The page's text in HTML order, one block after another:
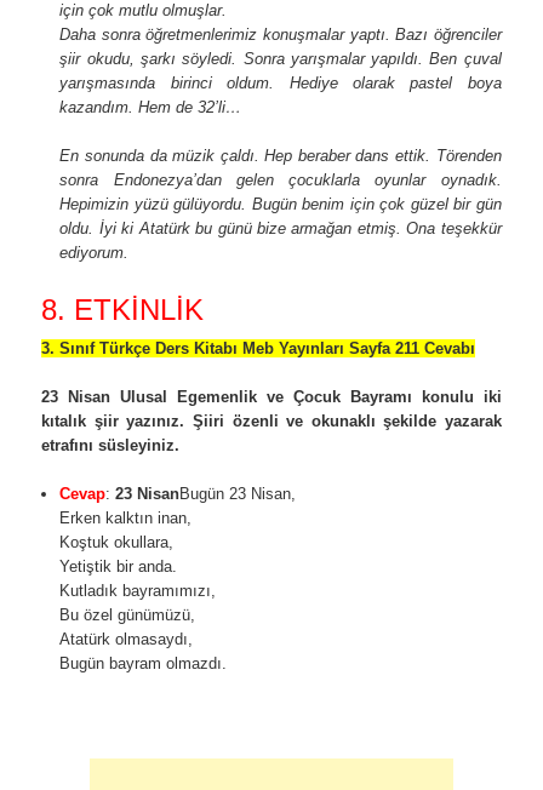
için çok mutlu olmuşlar.
Daha sonra öğretmenlerimiz konuşmalar yaptı. Bazı öğrenciler
şiir okudu, şarkı söyledi. Sonra yarışmalar yapıldı. Ben çuval
yarışmasında birinci oldum. Hediye olarak pastel boya
kazandım. Hem de 32’li…
En sonunda da müzik çaldı. Hep beraber dans ettik. Törenden
sonra Endonezya’dan gelen çocuklarla oyunlar oynadık.
Hepimizin yüzü gülüyordu. Bugün benim için çok güzel bir gün
oldu. İyi ki Atatürk bu günü bize armağan etmiş. Ona teşekkür
ediyorum.
8. ETKİNLİK
3. Sınıf Türkçe Ders Kitabı Meb Yayınları Sayfa 211 Cevabı
23 Nisan Ulusal Egemenlik ve Çocuk Bayramı konulu iki
kıtalık şiir yazınız. Şiiri özenli ve okunaklı şekilde yazarak
etrafını süsleyiniz.
Cevap:23 NisanBugün 23 Nisan,
Erken kalktın inan,
Koştuk okullara,
Yetiştik bir anda.
Kutladık bayramımızı,
Bu özel günümüzü,
Atatürk olmasaydı,
Bugün bayram olmazdı.